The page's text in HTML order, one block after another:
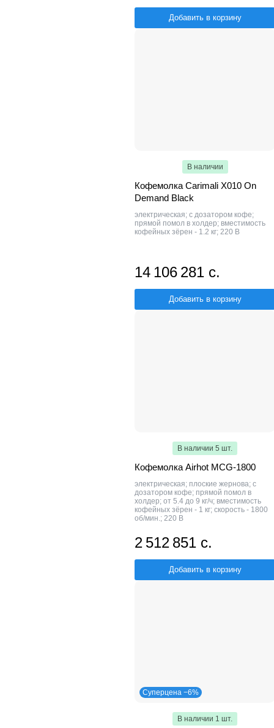
Добавить в корзину
В наличии
Кофемолка Carimali X010 On
Demand Black
электрическая; с дозатором кофе;
прямой помол в холдер; вместимость
кофейных зёрен - 1.2 кг; 220 В
14 106 281 с.
Добавить в корзину
В наличии 5 шт.
Кофемолка Airhot MCG-1800
электрическая; плоские жернова; с
дозатором кофе; прямой помол в
холдер; от 5.4 до 9 кг/ч; вместимость
кофейных зёрен - 1 кг; скорость - 1800
об/мин.; 220 В
2 512 851 с.
Добавить в корзину
Суперцена −6%
В наличии 1 шт.